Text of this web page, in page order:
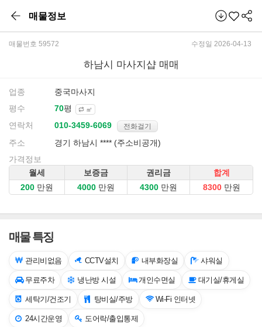
매물정보
매물번호 59572 수정일 2026-04-13
하남시 마사지샵 매매
업종
중국마사지
평수
평 ㎡
연락처 전화걸기
주소
경기 하남시 **** (주소비공개)
가격정보
월세
보증금 권리금
합계
만원
만원 만원 만원
매물 특징
관리비없음 CCTV설치 내부화장실 샤워실
무료주차 냉난방 시설 개인수면실 대기실/휴게실
세탁기/건조기 탕비실/주방 Wi-Fi 인터넷
24시간운영 도어락/출입통제